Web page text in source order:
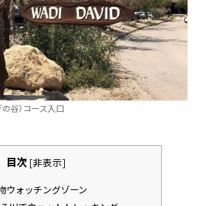
谷）コース入口
目次 [非表示]
ウォッチングゾーン